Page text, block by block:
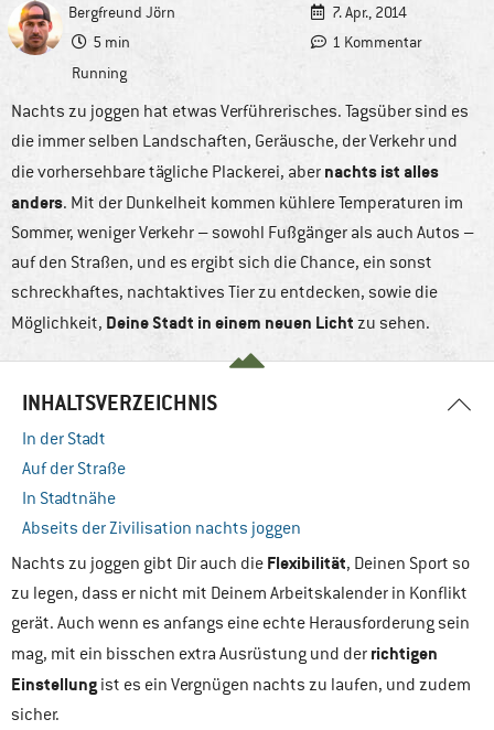
Bergfreund Jörn
7. Apr., 2014
5 min
1 Kommentar
Running
Nachts zu joggen hat etwas Verführerisches. Tagsüber sind es
die immer selben Landschaften, Geräusche, der Verkehr und
die vorhersehbare tägliche Plackerei, aber nachts ist alles
anders. Mit der Dunkelheit kommen kühlere Temperaturen im
Sommer, weniger Verkehr – sowohl Fußgänger als auch Autos –
auf den Straßen, und es ergibt sich die Chance, ein sonst
schreckhaftes, nachtaktives Tier zu entdecken, sowie die
Möglichkeit, Deine Stadt in einem neuen Licht zu sehen.
INHALTSVERZEICHNIS
In der Stadt
Auf der Straße
In Stadtnähe
Abseits der Zivilisation nachts joggen
Nachts zu joggen gibt Dir auch die Flexibilität, Deinen Sport so
zu legen, dass er nicht mit Deinem Arbeitskalender in Konflikt
gerät. Auch wenn es anfangs eine echte Herausforderung sein
mag, mit ein bisschen extra Ausrüstung und der richtigen
Einstellung ist es ein Vergnügen nachts zu laufen, und zudem
sicher.